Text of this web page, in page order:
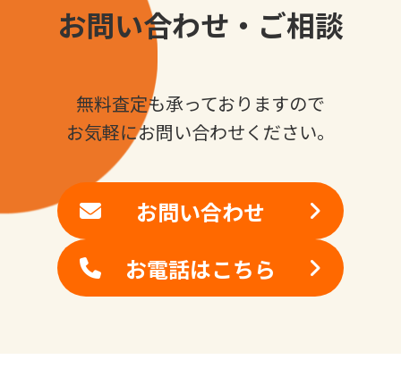
お問い合わせ・ご相談
無料査定も承っておりますので
お気軽にお問い合わせください。
お問い合わせ
お電話はこちら